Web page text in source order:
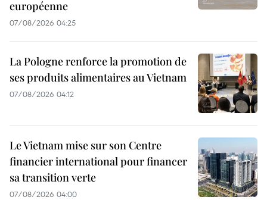
européenne
07/08/2026 04:25
La Pologne renforce la promotion de
ses produits alimentaires au Vietnam
07/08/2026 04:12
Le Vietnam mise sur son Centre
financier international pour financer
sa transition verte
07/08/2026 04:00